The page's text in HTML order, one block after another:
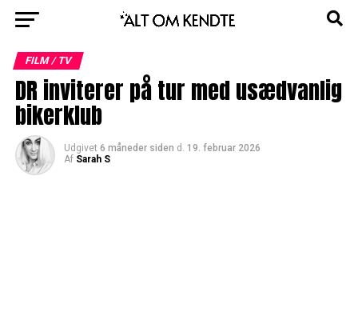
FILM / TV
DR inviterer på tur med usædvanlig
bikerklub
Udgivet 6 måneder siden d. 19. februar 2026
Af Sarah S